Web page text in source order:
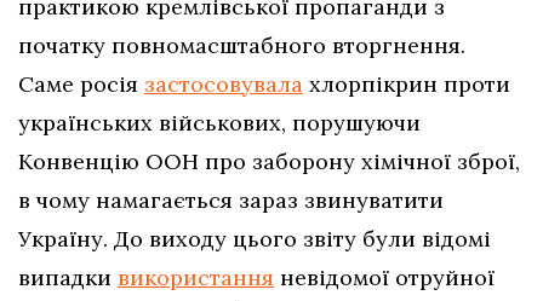
практикою кремлівської пропаганди з
початку повномасштабного вторгнення.
Саме росія застосовувала хлорпікрин проти
українських військових, порушуючи
Конвенцію ООН про заборону хімічної зброї,
в чому намагається зараз звинуватити
Україну. До виходу цього звіту були відомі
випадки використання невідомої отруйної